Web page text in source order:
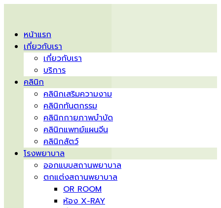
หน้าแรก
เกี่ยวกับเรา
เกี่ยวกับเรา
บริการ
คลินิก
คลินิกเสริมความงาม
คลินิกทันตกรรม
คลินิกกายภาพบำบัด
คลินิกแพทย์แผนจีน
คลินิกสัตว์
โรงพยาบาล
ออกแบบสถานพยาบาล
ตกแต่งสถานพยาบาล
OR ROOM
ห้อง X-RAY